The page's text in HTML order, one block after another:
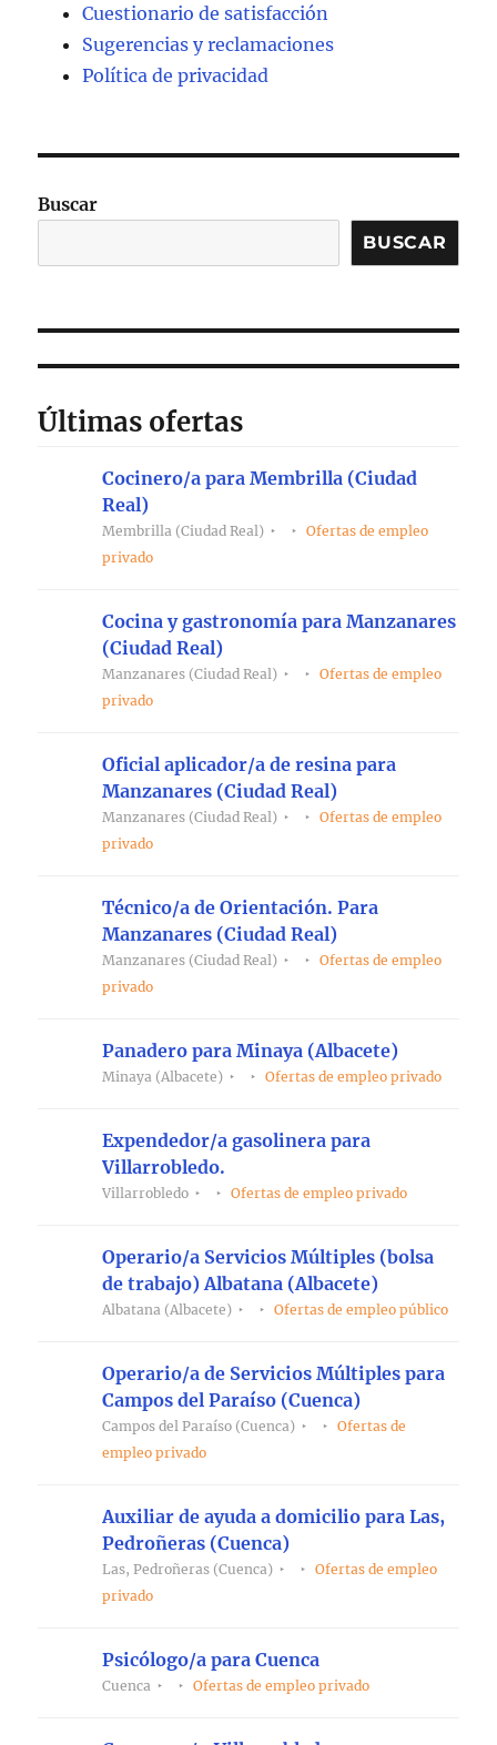
Cuestionario de satisfacción
Sugerencias y reclamaciones
Política de privacidad
Buscar
BUSCAR
Últimas ofertas
Cocinero/a para Membrilla (Ciudad
Real)
Membrilla (Ciudad Real)
Ofertas de empleo
privado
Cocina y gastronomía para Manzanares
(Ciudad Real)
Manzanares (Ciudad Real)
Ofertas de empleo
privado
Oficial aplicador/a de resina para
Manzanares (Ciudad Real)
Manzanares (Ciudad Real)
Ofertas de empleo
privado
Técnico/a de Orientación. Para
Manzanares (Ciudad Real)
Manzanares (Ciudad Real)
Ofertas de empleo
privado
Panadero para Minaya (Albacete)
Minaya (Albacete) Ofertas de empleo privado
Expendedor/a gasolinera para
Villarrobledo.
Villarrobledo Ofertas de empleo privado
Operario/a Servicios Múltiples (bolsa
de trabajo) Albatana (Albacete)
Albatana (Albacete) Ofertas de empleo público
Operario/a de Servicios Múltiples para
Campos del Paraíso (Cuenca)
Campos del Paraíso (Cuenca)
Ofertas de
empleo privado
Auxiliar de ayuda a domicilio para Las,
Pedroñeras (Cuenca)
Las, Pedroñeras (Cuenca)
Ofertas de empleo
privado
Psicólogo/a para Cuenca
Cuenca Ofertas de empleo privado